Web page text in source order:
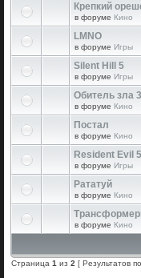
Крепкий
в форуме Кино
LMNO
в форуме Игры
Silent Hill 5
в форуме Игры
Обитель зла
в форуме Кино
Постал
в форуме Кино
Resident Evil 5
в форуме Игры
Рататуй
в форуме Кино
в форуме Кино
Страница 1 из 2 [ Результатов